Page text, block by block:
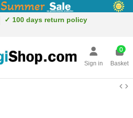
✓ 100 days return policy
Sign in
0
Basket